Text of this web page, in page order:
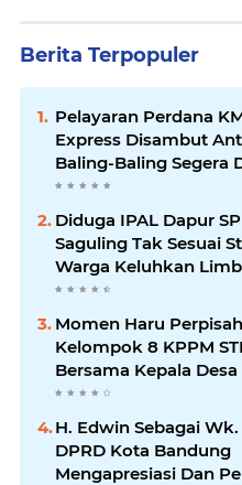
Berita Terpopuler
Pelayaran Perdana
Express Disambut
Baling-Baling Segera
Diduga IPAL Dapur
Saguling Tak Sesuai
Warga Keluhkan
Mengalir ke Sungai
Momen Haru
Kelompok 8 KPPM
Bersama Kepala
di Kecamatan Bojong
H. Edwin Sebagai
DPRD Kota Bandung
Mengapresiasi Dan